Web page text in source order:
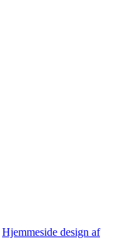
Hjemmeside design af